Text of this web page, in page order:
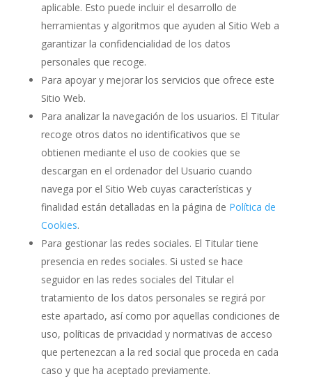
aplicable. Esto puede incluir el desarrollo de
herramientas y algoritmos que ayuden al Sitio Web a
garantizar la confidencialidad de los datos
personales que recoge.
Para apoyar y mejorar los servicios que ofrece este
Sitio Web.
Para analizar la navegación de los usuarios. El Titular
recoge otros datos no identificativos que se
obtienen mediante el uso de cookies que se
descargan en el ordenador del Usuario cuando
navega por el Sitio Web cuyas características y
finalidad están detalladas en la página de Política de
Cookies.
Para gestionar las redes sociales. El Titular tiene
presencia en redes sociales. Si usted se hace
seguidor en las redes sociales del Titular el
tratamiento de los datos personales se regirá por
este apartado, así como por aquellas condiciones de
uso, políticas de privacidad y normativas de acceso
que pertenezcan a la red social que proceda en cada
caso y que ha aceptado previamente.